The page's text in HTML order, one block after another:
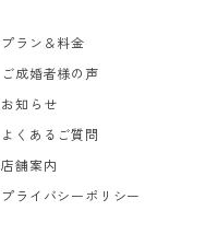
プラン＆料金
ご成婚者様の声
お知らせ
よくあるご質問
店舗案内
プライバシーポリシー